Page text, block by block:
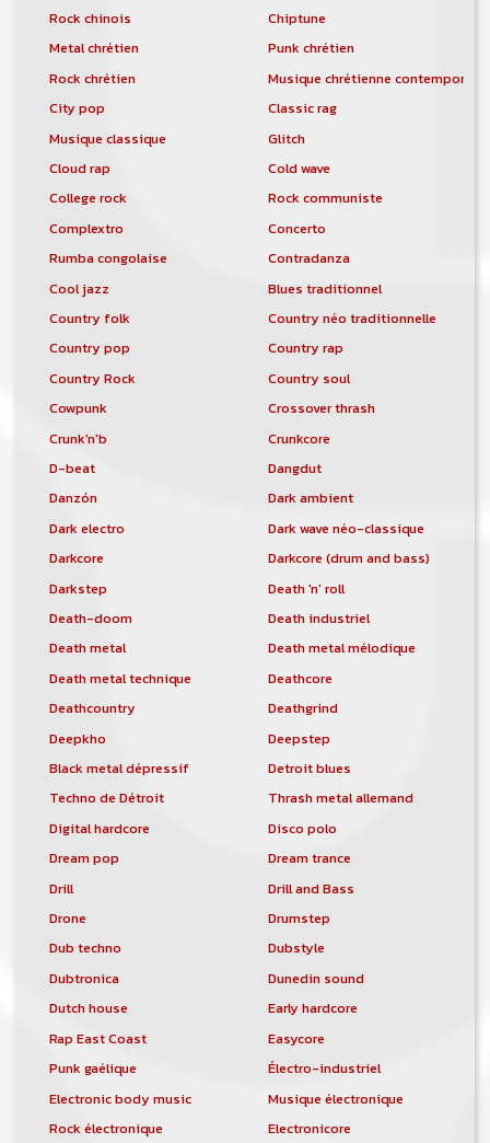
Rock chinois
Chiptune
Metal chrétien
Punk chrétien
Rock chrétien
Musique chrétienne
City pop
Classic rag
Musique classique
Glitch
Cloud rap
Cold wave
College rock
Rock communiste
Complextro
Concerto
Rumba congolaise
Contradanza
Cool jazz
Blues traditionnel
Country folk
Country néo traditionnelle
Country pop
Country rap
Country Rock
Country soul
Cowpunk
Crossover thrash
Crunk'n'b
Crunkcore
D-beat
Dangdut
Danzón
Dark ambient
Dark electro
Dark wave néo-classique
Darkcore
Darkcore (drum and bass)
Darkstep
Death 'n' roll
Death-doom
Death industriel
Death metal
Death metal mélodique
Death metal technique
Deathcore
Deathcountry
Deathgrind
Deepkho
Deepstep
Black metal dépressif
Detroit blues
Techno de Détroit
Thrash metal allemand
Digital hardcore
Disco polo
Dream pop
Dream trance
Drill
Drill and Bass
Drone
Drumstep
Dub techno
Dubstyle
Dubtronica
Dunedin sound
Dutch house
Early hardcore
Rap East Coast
Easycore
Punk gaélique
Électro-industriel
Electronic body music
Musique électronique
Rock électronique
Electronicore